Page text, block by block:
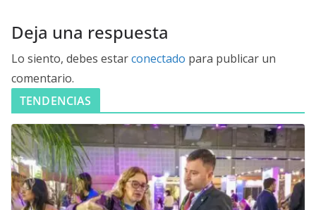
Deja una respuesta
Lo siento, debes estarconectado para publicar un
comentario.
TENDENCIAS